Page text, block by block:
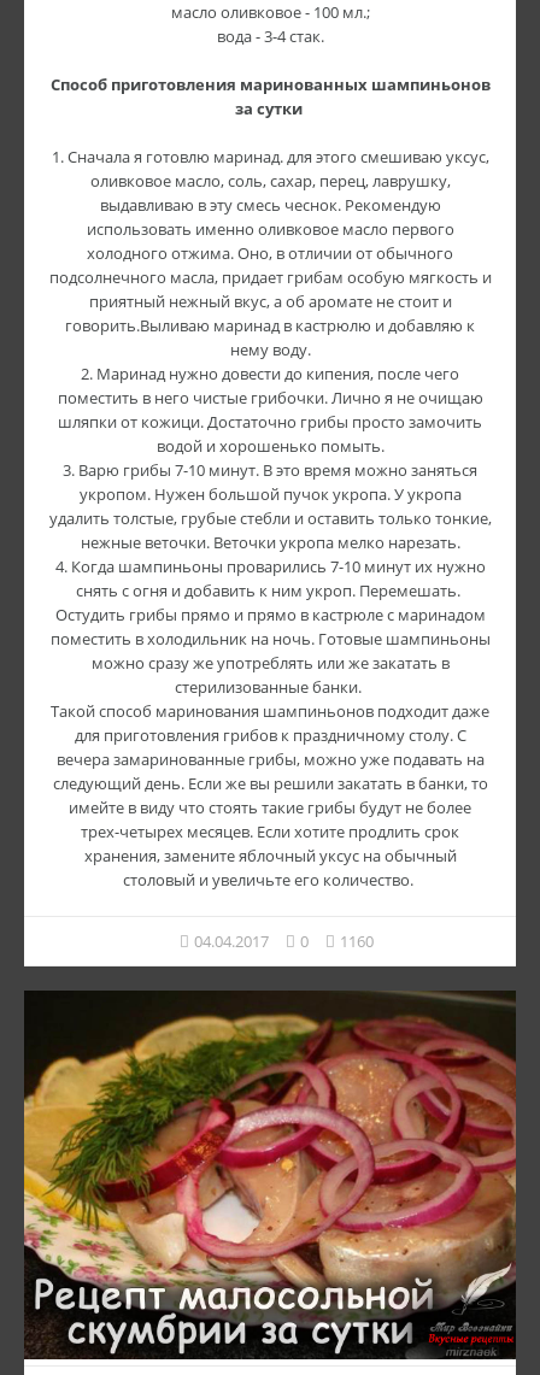
масло оливковое - 100 мл.;
вода - 3-4 стак.
Способ приготовления маринованных шампиньонов
за сутки
1. Сначала я готовлю маринад. для этого смешиваю уксус,
оливковое масло, соль, сахар, перец, лаврушку,
выдавливаю в эту смесь чеснок. Рекомендую
использовать именно оливковое масло первого
холодного отжима. Оно, в отличии от обычного
подсолнечного масла, придает грибам особую мягкость и
приятный нежный вкус, а об аромате не стоит и
говорить.Выливаю маринад в кастрюлю и добавляю к
нему воду.
2. Маринад нужно довести до кипения, после чего
поместить в него чистые грибочки. Лично я не очищаю
шляпки от кожици. Достаточно грибы просто замочить
водой и хорошенько помыть.
3. Варю грибы 7-10 минут. В это время можно заняться
укропом. Нужен большой пучок укропа. У укропа
удалить толстые, грубые стебли и оставить только тонкие,
нежные веточки. Веточки укропа мелко нарезать.
4. Когда шампиньоны проварились 7-10 минут их нужно
снять с огня и добавить к ним укроп. Перемешать.
Остудить грибы прямо и прямо в кастрюле с маринадом
поместить в холодильник на ночь. Готовые шампиньоны
можно сразу же употреблять или же закатать в
стерилизованные банки.
Такой способ маринования шампиньонов подходит даже
для приготовления грибов к праздничному столу. С
вечера замаринованные грибы, можно уже подавать на
следующий день. Если же вы решили закатать в банки, то
имейте в виду что стоять такие грибы будут не более
трех-четырех месяцев. Если хотите продлить срок
хранения, замените яблочный уксус на обычный
столовый и увеличьте его количество.
04.04.2017 0 1160